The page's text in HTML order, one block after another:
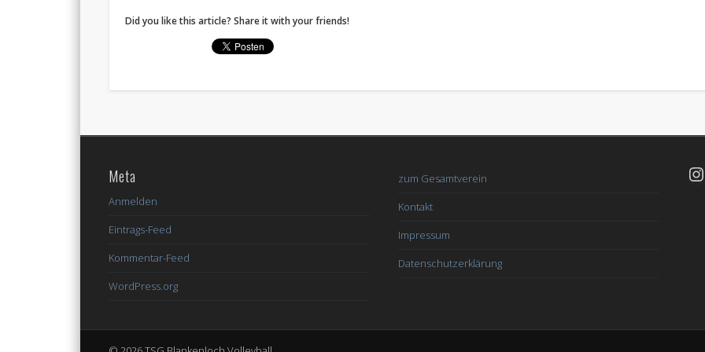
Did you like this article? Share it with your friends!
Meta
Anmelden
Eintrags-Feed
Kommentar-Feed
WordPress.org
zum Gesamtverein
Kontakt
Impressum
Datenschutzerklärung